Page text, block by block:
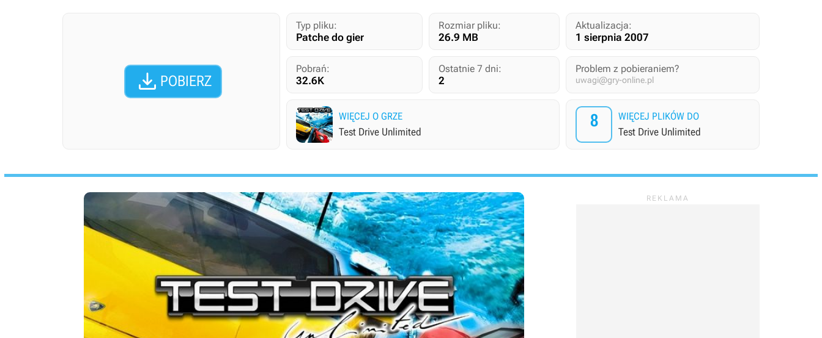
 POBIERZ
Typ pliku:
Patche do gier
Rozmiar pliku:
26.9 MB
Aktualizacja:
1 sierpnia 2007
Pobrań:
32.6K
Ostatnie 7 dni:
2
Problem z pobieraniem?
uwagi@gry-online.pl
WIĘCEJ O GRZE
Test Drive Unlimited
8 WIĘCEJ PLIKÓW DO
Test Drive Unlimited